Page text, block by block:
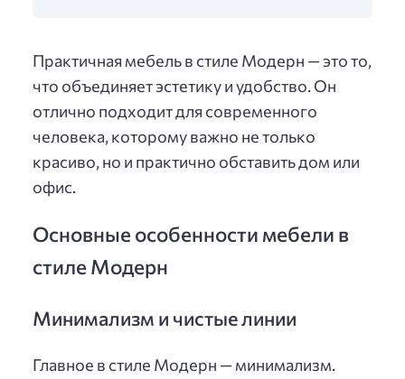
Практичная мебель в стиле Модерн — это то,
что объединяет эстетику и удобство. Он
отлично подходит для современного
человека, которому важно не только
красиво, но и практично обставить дом или
офис.
Основные особенности мебели в
стиле Модерн
Минимализм и чистые линии
Главное в стиле Модерн — минимализм.